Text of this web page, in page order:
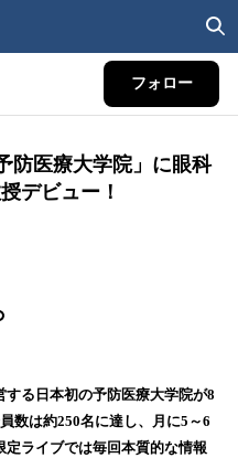
フォロー
防医療大学院」に眼科
デビュー！
る日本初の予防医療大学院が8
数は約250名に達し、月に5～6
ライブでは毎回本質的な情報